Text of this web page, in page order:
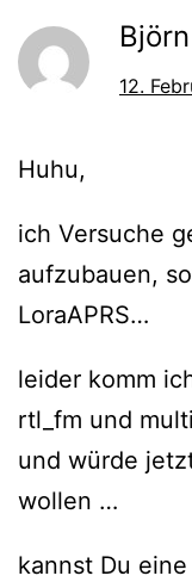
Björn
12.
Huhu,
ich Versuche
aufzubauen,
LoraAPRS…
leider komm
rtl_fm und
und würde
wollen …
kannst Du